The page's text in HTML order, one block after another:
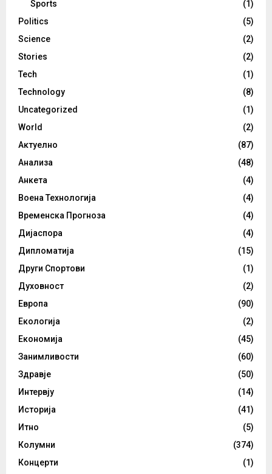
Sports
(1)
Politics
(5)
Science
(2)
Stories
(2)
Tech
(1)
Technology
(8)
Uncategorized
(1)
World
(2)
Актуелно
(87)
Анализа
(48)
Анкета
(4)
Воена Технологија
(4)
Временска Прогноза
(4)
Дијаспора
(4)
Дипломатија
(15)
Други Спортови
(1)
Духовност
(2)
Европа
(90)
Екологија
(2)
Економија
(45)
Занимливости
(60)
Здравје
(50)
Интервју
(14)
Историја
(41)
Итно
(5)
Колумни
(374)
Концерти
(1)